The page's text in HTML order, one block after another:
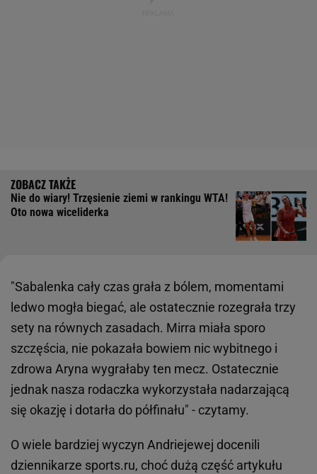
Nie do wiary! Trzęsienie ziemi w rankingu WTA!
Oto nowa wiceliderka
"Sabalenka cały czas grała z bólem, momentami
ledwo mogła biegać, ale ostatecznie rozegrała trzy
sety na równych zasadach. Mirra miała sporo
szczęścia, nie pokazała bowiem nic wybitnego i
zdrowa Aryna wygrałaby ten mecz. Ostatecznie
jednak nasza rodaczka wykorzystała nadarzającą
się okazję i dotarła do półfinału" - czytamy.
O wiele bardziej wyczyn Andriejewej docenili
dziennikarze sports.ru, choć dużą część artykułu